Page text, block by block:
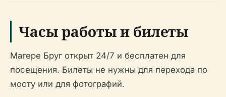
Часы работы и билеты
Магере Бруг открыт 24/7 и бесплатен для
посещения. Билеты не нужны для перехода по
мосту или для фотографий.